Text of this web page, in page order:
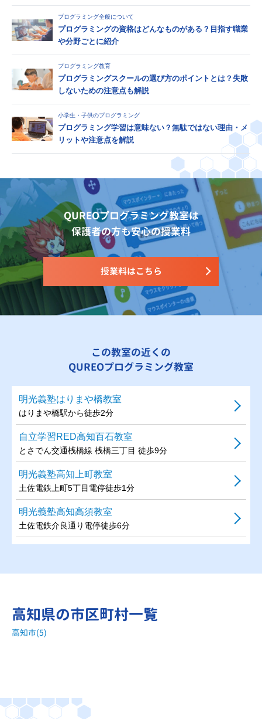
プログラミング全般について
プログラミングの資格はどんなものがある？目指す職業
や分野ごとに紹介
プログラミング教育
プログラミングスクールの選び方のポイントとは？失敗
しないための注意点も解説
小学生・子供のプログラミング
プログラミング学習は意味ない？無駄ではない理由・メ
リットや注意点を解説
QUREOプログラミング教室は
保護者の方も安心の授業料
授業料はこちら
この教室の近くの
QUREOプログラミング教室
明光義塾はりまや橋教室
はりまや橋駅から徒歩2分
自立学習RED高知百石教室
とさでん交通桟橋線 桟橋三丁目 徒歩9分
明光義塾高知上町教室
土佐電鉄上町5丁目電停徒歩1分
明光義塾高知高須教室
土佐電鉄介良通り電停徒歩6分
高知県の市区町村一覧
高知市(5)